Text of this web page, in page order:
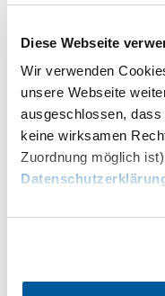
Diese Webseite
Wir verwenden
unsere Webseite
ausgeschlossen, dass
keine wirksamen
Zuordnung möglich